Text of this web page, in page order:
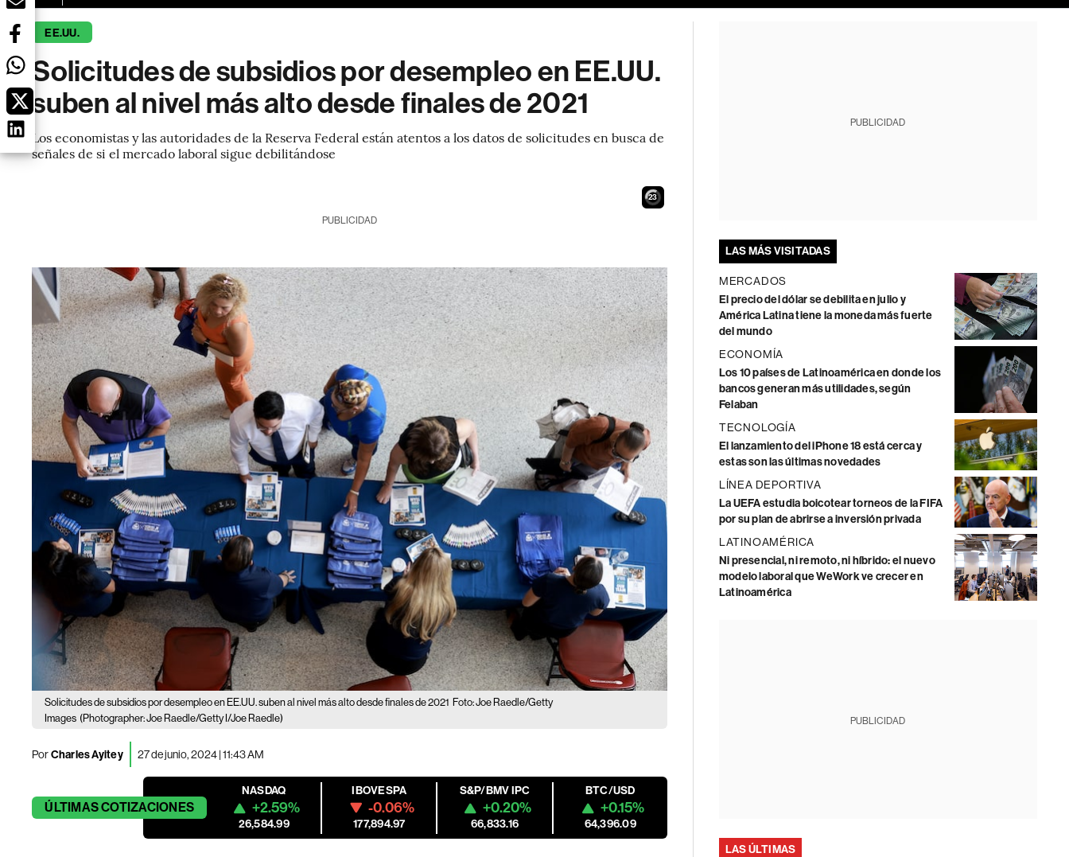
EE.UU.
Solicitudes de subsidios por desempleo en EE.UU.
suben al nivel más alto desde finales de 2021
Los economistas y las autoridades de la Reserva Federal están atentos a los datos de solicitudes en busca de
señales de si el mercado laboral sigue debilitándose
22
PUBLICIDAD
Solicitudes de subsidios por desempleo en EE.UU. suben al nivel más alto desde finales de 2021 Foto: Joe Raedle/Getty
Images (Photographer: Joe Raedle/Getty I/Joe Raedle)
PorCharles Ayitey 27 de junio, 2024 | 11:43 AM
ÚLTIMASCOTIZACIONES
NASDAQ
+2.59%
26,584.99
IBOVESPA
-0.06%
177,894.97
S&P/BMV IPC
+0.20%
66,833.16
BTC/USD
+0.15%
64,396.09
PUBLICIDAD
LAS MÁS VISITADAS
MERCADOS
El precio del dólar se debilita en julio y
América Latina tiene la moneda más fuerte
del mundo
ECONOMÍA
Los 10 países de Latinoamérica en donde los
bancos generan más utilidades, según
Felaban
TECNOLOGÍA
El lanzamiento del iPhone 18 está cerca y
estas son las últimas novedades
LÍNEA DEPORTIVA
La UEFA estudia boicotear torneos de la FIFA
por su plan de abrirse a inversión privada
LATINOAMÉRICA
Ni presencial, ni remoto, ni híbrido: el nuevo
modelo laboral que WeWork ve crecer en
Latinoamérica
PUBLICIDAD
LAS ÚLTIMAS